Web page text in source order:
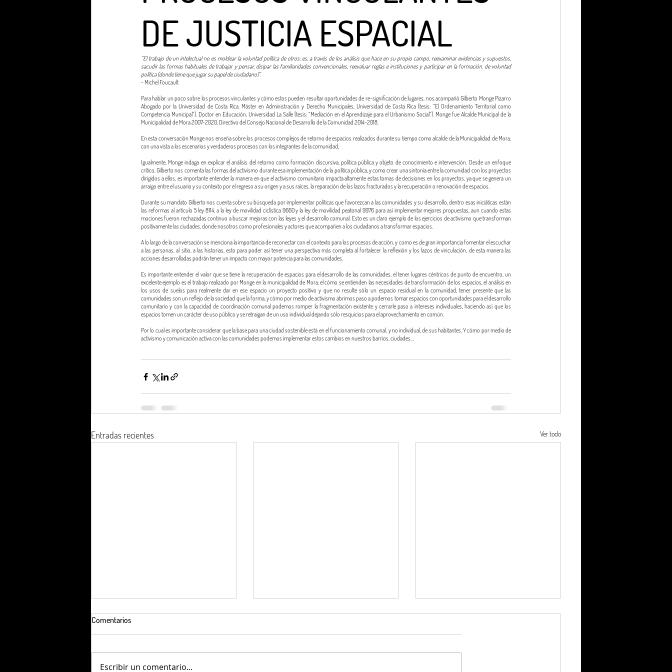
DE JUSTICIA ESPACIAL
“El trabajo de un intelectual no es moldear la voluntad política de otros; es, a través de los análisis que hace en su propio campo, reexaminar evidencias y supuestos,
sacudir las formas habituales de trabajar y pensar, disipar las familiaridades convencionales, reevaluar reglas e instituciones y participar en la formación. de voluntad
política (donde tiene que jugar su papel de ciudadano)”.
- Michel Foucault
Para hablar un poco sobre los procesos vinculantes y cómo estos pueden resultar oportunidades de re-significación de lugares, nos acompañó Gilberto Monge Pizarro
Abogado por la Universidad de Costa Rica. Máster en Administración y Derecho Municipales, Universidad de Costa Rica (tesis: “El Ordenamiento Territorial como
Competencia Municipal”). Doctor en Educación, Universidad La Salle (tesis: “Mediación en el Aprendizaje para el Urbanismo Social”). Monge fue Alcalde Municipal de la
Municipalidad de Mora 2007-2020, Directivo del Consejo Nacional de Desarrollo de la Comunidad 2014-2018.
En esta conversación Monge nos enseña sobre los procesos complejos de retorno de espacios realizados durante su tiempo como alcalde de la Municipalidad de Mora,
con una vista a los escenarios y verdaderos procesos con los integrantes de la comunidad,
Igualmente, Monge indaga en explicar el análisis del retorno como formación discursiva, política pública y objeto de conocimiento e intervención. Desde un enfoque
crítico, Gilberto nos comenta las formas del activismo durante esa implementación de la política pública, y como crear una sintonía entre la comunidad con los proyectos
dirigidos a ellos, es importante entender la manera en que el activismo comunitario impacta altamente estas tomas de decisiones en los proyectos, ya que se genera un
arraigo entre el usuario y su contexto por el regreso a su origen y a sus raíces, la reparación de los lazos fracturados y la recuperación o renovación de espacios.
Durante su mandato Gilberto nos cuenta sobre su búsqueda por implementar políticas que favorezcan a las comunidades y su desarrollo, dentro esas iniciáticas están
las reformas al artículo 5 ley 8114, a la ley de movilidad ciclística 9660 y la ley de movilidad peatonal 9976 para así implementar mejores propuestas, aun cuando estas
mociones fueron rechazadas continuo a buscar mejoras con las leyes y el desarrollo comunal. Esto es un claro ejemplo de los ejercicios de activismo que transforman
positivamente las ciudades, donde nosotros como profesionales y actores que acompañen a los ciudadanos a transformar espacios.
A lo largo de la conversación se menciona la importancia de reconectar con el contexto para los procesos de acción, y como es de gran importancia fomentar el escuchar
a las personas, al sitio, a las historias, esto para poder así tener una perspectiva más completa al fortalecer la reflexión y los lazos de vinculación, de esta manera las
acciones desarrolladas podrán tener un impacto con mayor potencia para las comunidades.
Es importante entender el valor que se tiene la recuperación de espacios para el desarrollo de las comunidades, el tener lugares céntricos de punto de encuentro, un
excelente ejemplo es el trabajo realizado por Monge en la municipalidad de Mora, el cómo se entienden las necesidades de transformación de los espacios, el análisis en
los usos de suelos para realmente dar en ese espacio un proyecto positivo y que no resulte sólo un espacio residual en la comunidad, tener presente que las
comunidades son un reflejo de la sociedad que la forma, y cómo por medio de activismo abrimos paso a podemos tomar espacios con oportunidades para el desarrollo
comunitario y con la capacidad de coordinación comunal podemos romper la fragmentación existente y cerrarle paso a intereses individuales, haciendo así que los
espacios tomen un carácter de uso público y se retraigan de un uso individual dejando sólo resquicios para el aprovechamiento en común.
Por lo cual es importante considerar que la base para una ciudad sostenible está en el funcionamiento comunal, y no individual, de sus habitantes. Y cómo por medio de
activismo y comunicación activa con las comunidades podemos implementar estos cambios en nuestros barrios, ciudades…
Entradas recientes Ver todo
Comentarios
Escribir un comentario...